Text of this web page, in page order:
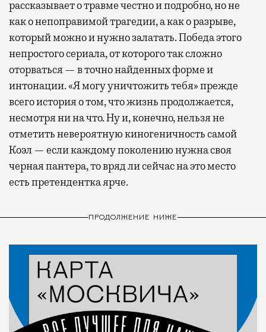
рассказывает о травме честно и подробно, но не
как о непоправимой трагедии, а как о разрыве,
который можно и нужно залатать. Победа этого
непростого сериала, от которого так сложно
оторваться — в точно найденных форме и
интонации. «Я могу уничтожить тебя» прежде
всего история о том, что жизнь продолжается,
несмотря ни на что. Ну и, конечно, нельзя не
отметить невероятную киногеничность самой
Коэл — если каждому поколению нужна своя
черная пантера, то вряд ли сейчас на это место
есть претендентка ярче.
ПРОДОЛЖЕНИЕ НИЖЕ